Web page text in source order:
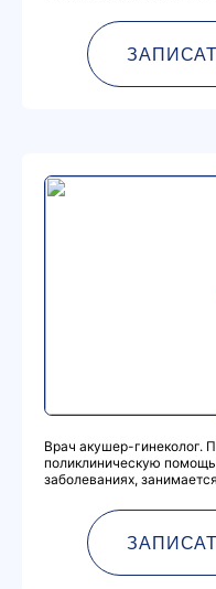
Врач акушер-гинеколог.
поликлиническую
заболеваниях,